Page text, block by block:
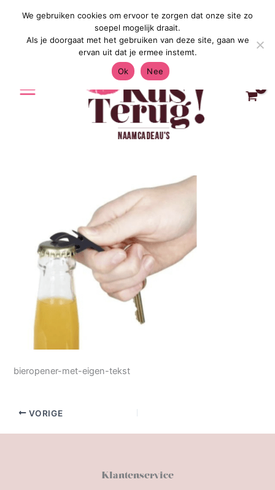
Gratis Verzending in Nederland &
bieropener-met-eigen-tekst
VORIGE
Klantenservice
We gebruiken cookies om ervoor te zorgen dat onze site zo
soepel mogelijk draait.
Als je doorgaat met het gebruiken van deze site, gaan we
ervan uit dat je ermee instemt.
Ok
Nee